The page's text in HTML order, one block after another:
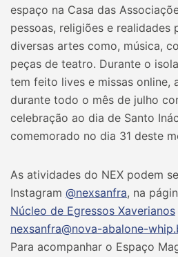
espaço na Casa das
pessoas, religiões e realidades
diversas artes como, música,
peças de teatro. Durante o
tem feito lives e missas online,
durante todo o mês de julho
celebração ao dia de Santo
comemorado no dia 31 deste
As atividades do NEX podem
Instagram @nexsanfra, na
Núcleo de Egressos Xaverianos
nexsanfra@nova-abalone-
Para acompanhar o Espaço